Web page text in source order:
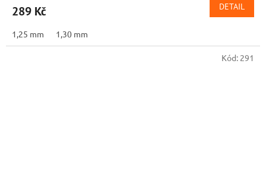
289 Kč DETAIL
1,25 mm 1,30 mm
Kód: 291